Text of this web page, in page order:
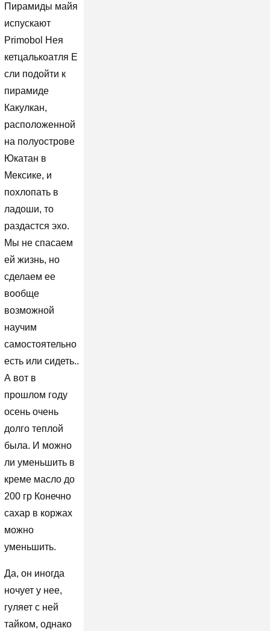
Пирамиды майя
испускают
Primobol Нея
кетцалькоатля Е
сли подойти к
пирамиде
Какулкан,
расположенной
на полуострове
Юкатан в
Мексике, и
похлопать в
ладоши, то
раздастся эхо.
Мы не спасаем
ей жизнь, но
сделаем ее
вообще
возможной
научим
самостоятельно
есть или сидеть..
А вот в
прошлом году
осень очень
долго теплой
была. И можно
ли уменьшить в
креме масло до
200 гр Конечно
сахар в коржах
можно
уменьшить.
Да, он иногда
ночует у нее,
гуляет с ней
тайком, однако